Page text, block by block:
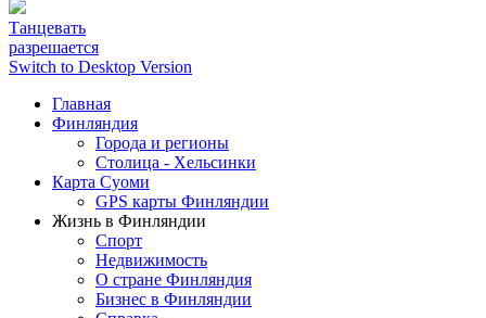
Танцевать
разрешается
Switch to Desktop Version
Главная
Финляндия
Города и регионы
Столица - Хельсинки
Карта Суоми
GPS карты Финляндии
Жизнь в Финляндии
Спорт
Недвижимость
О стране Финляндия
Бизнес в Финляндии